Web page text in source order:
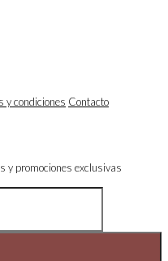
y condiciones Contacto
y promociones exclusivas